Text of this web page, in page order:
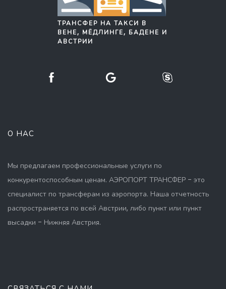
ТРАНСФЕР НА ТАКСИ В
ВЕНЕ, МЁДЛИНГЕ, БАДЕНЕ И
АВСТРИИ
О НАС
Мы предлагаем профессиональные услуги по
конкурентоспособным ценам. АЭРОПОРТ ТРАНСФЕР - это
специалист по трансферам из аэропорта. Наша отчетность
распространяется по всей Австрии, либо пункт или пункт
высадки - Нижняя Австрия.